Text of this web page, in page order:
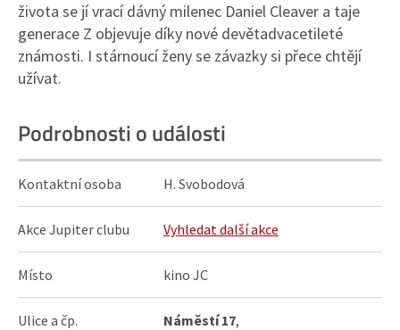
života se jí vrací dávný milenec Daniel Cleaver a taje
generace Z objevuje díky nové devětadvacetileté
známosti. I stárnoucí ženy se závazky si přece chtějí
užívat.
Podrobnosti o události
Kontaktní osoba H. Svobodová
Akce Jupiter clubu Vyhledat další akce
Místo kino JC
Ulice a čp. Náměstí 17,